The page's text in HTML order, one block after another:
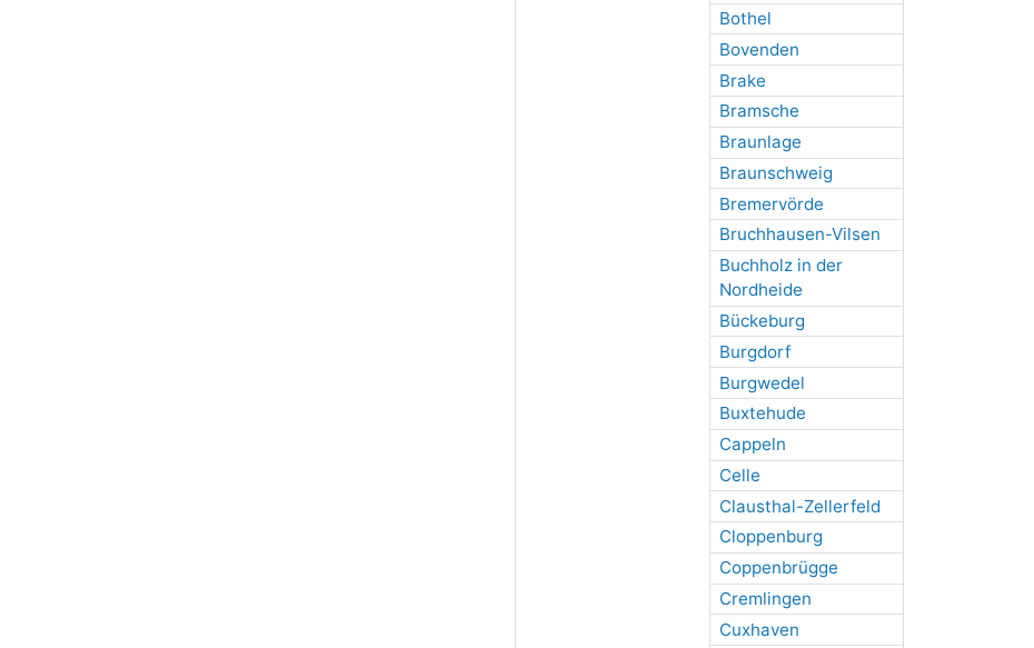
Bothel
Bovenden
Brake
Bramsche
Braunlage
Braunschweig
Bremervörde
Bruchhausen-Vilsen
Buchholz in der
Nordheide
Bückeburg
Burgdorf
Burgwedel
Buxtehude
Cappeln
Celle
Clausthal-Zellerfeld
Cloppenburg
Coppenbrügge
Cremlingen
Cuxhaven